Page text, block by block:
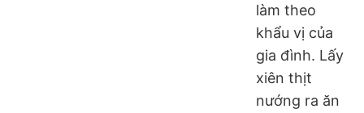
làm theo
khẩu vị của
gia đình. Lấy
xiên thịt
nướng ra ăn